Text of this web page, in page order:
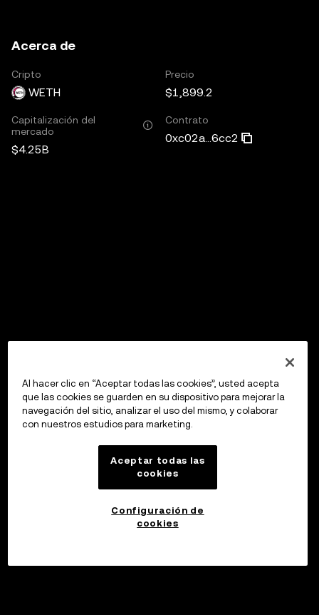
Acerca de
Cripto
WETH
Precio
$1,899.2
Capitalización del
mercado
$4.25B
Contrato
0xc02a...6cc2
Al hacer clic en “Aceptar todas las cookies”, usted acepta
que las cookies se guarden en su dispositivo para mejorar la
navegación del sitio, analizar el uso del mismo, y colaborar
con nuestros estudios para marketing.
Aceptar todas las
cookies
Configuración de
cookies